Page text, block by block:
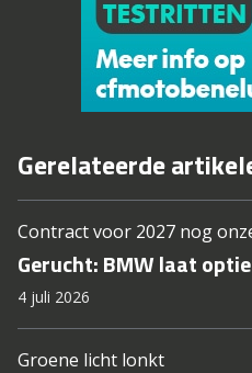
Gerelateerde
Contract voor 2027 nog
Gerucht: BMW laat
4 juli 2026
Groene licht lonkt